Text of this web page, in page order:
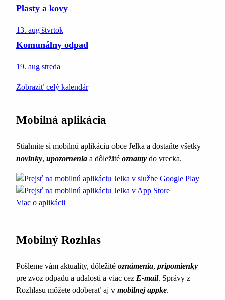
Plasty a kovy
13. aug štvrtok
Komunálny odpad
19. aug streda
Zobraziť celý kalendár
Mobilná aplikácia
Stiahnite si mobilnú aplikáciu obce Jelka a dostaňte všetky
novinky, upozornenia a dôležité oznamy do vrecka.
Viac o aplikácii
Mobilný Rozhlas
Pošleme vám aktuality, dôležité oznámenia, pripomienky
pre zvoz odpadu a udalosti a viac cez E-mail. Správy z
Rozhlasu môžete odoberať aj v mobilnej appke.